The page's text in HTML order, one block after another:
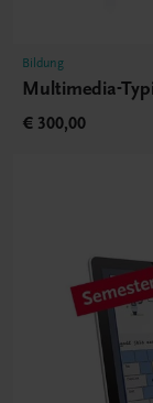
Bildung
Multimedia-
€ 300,00